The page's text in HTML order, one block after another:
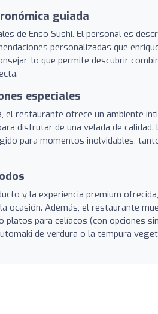
guiada
de Enso Sushi. El personal es
personalizadas que
lo que permite descubrir
especiales
el restaurante ofrece un ambiente
disfrutar de una velada de calidad.
para momentos inolvidables,
y la experiencia premium
ocasión. Además, el restaurante
platos para celíacos (con opciones
de verdura o la tempura